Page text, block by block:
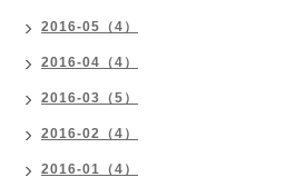
2016-05（4）
2016-04（4）
2016-03（5）
2016-02（4）
2016-01（4）